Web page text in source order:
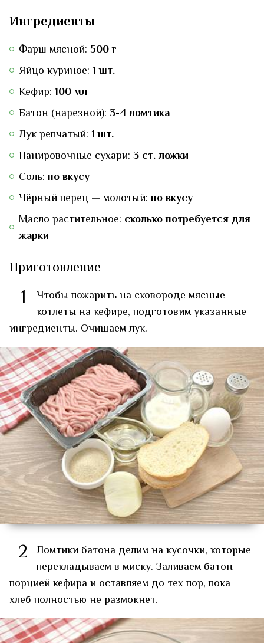
Ингредиенты
Фарш мясной: 500 г
Яйцо куриное: 1 шт.
Кефир: 100 мл
Батон (нарезной): 3-4 ломтика
Лук репчатый: 1 шт.
Панировочные сухари: 3 ст. ложки
Соль:по вкусу
Чёрный перец — молотый:по вкусу
Масло растительное: сколько потребуется для
жарки
Приготовление
1
Чтобы пожарить на сковороде мясные
котлеты на кефире, подготовим указанные
ингредиенты. Очищаем лук.
2 Ломтики батона делим на кусочки, которые
перекладываем в миску. Заливаем батон
порцией кефира и оставляем до тех пор, пока
хлеб полностью не размокнет.